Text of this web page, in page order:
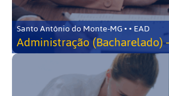
Santo Antônio do Monte-MG • • EAD
Administração (Bacharelado)